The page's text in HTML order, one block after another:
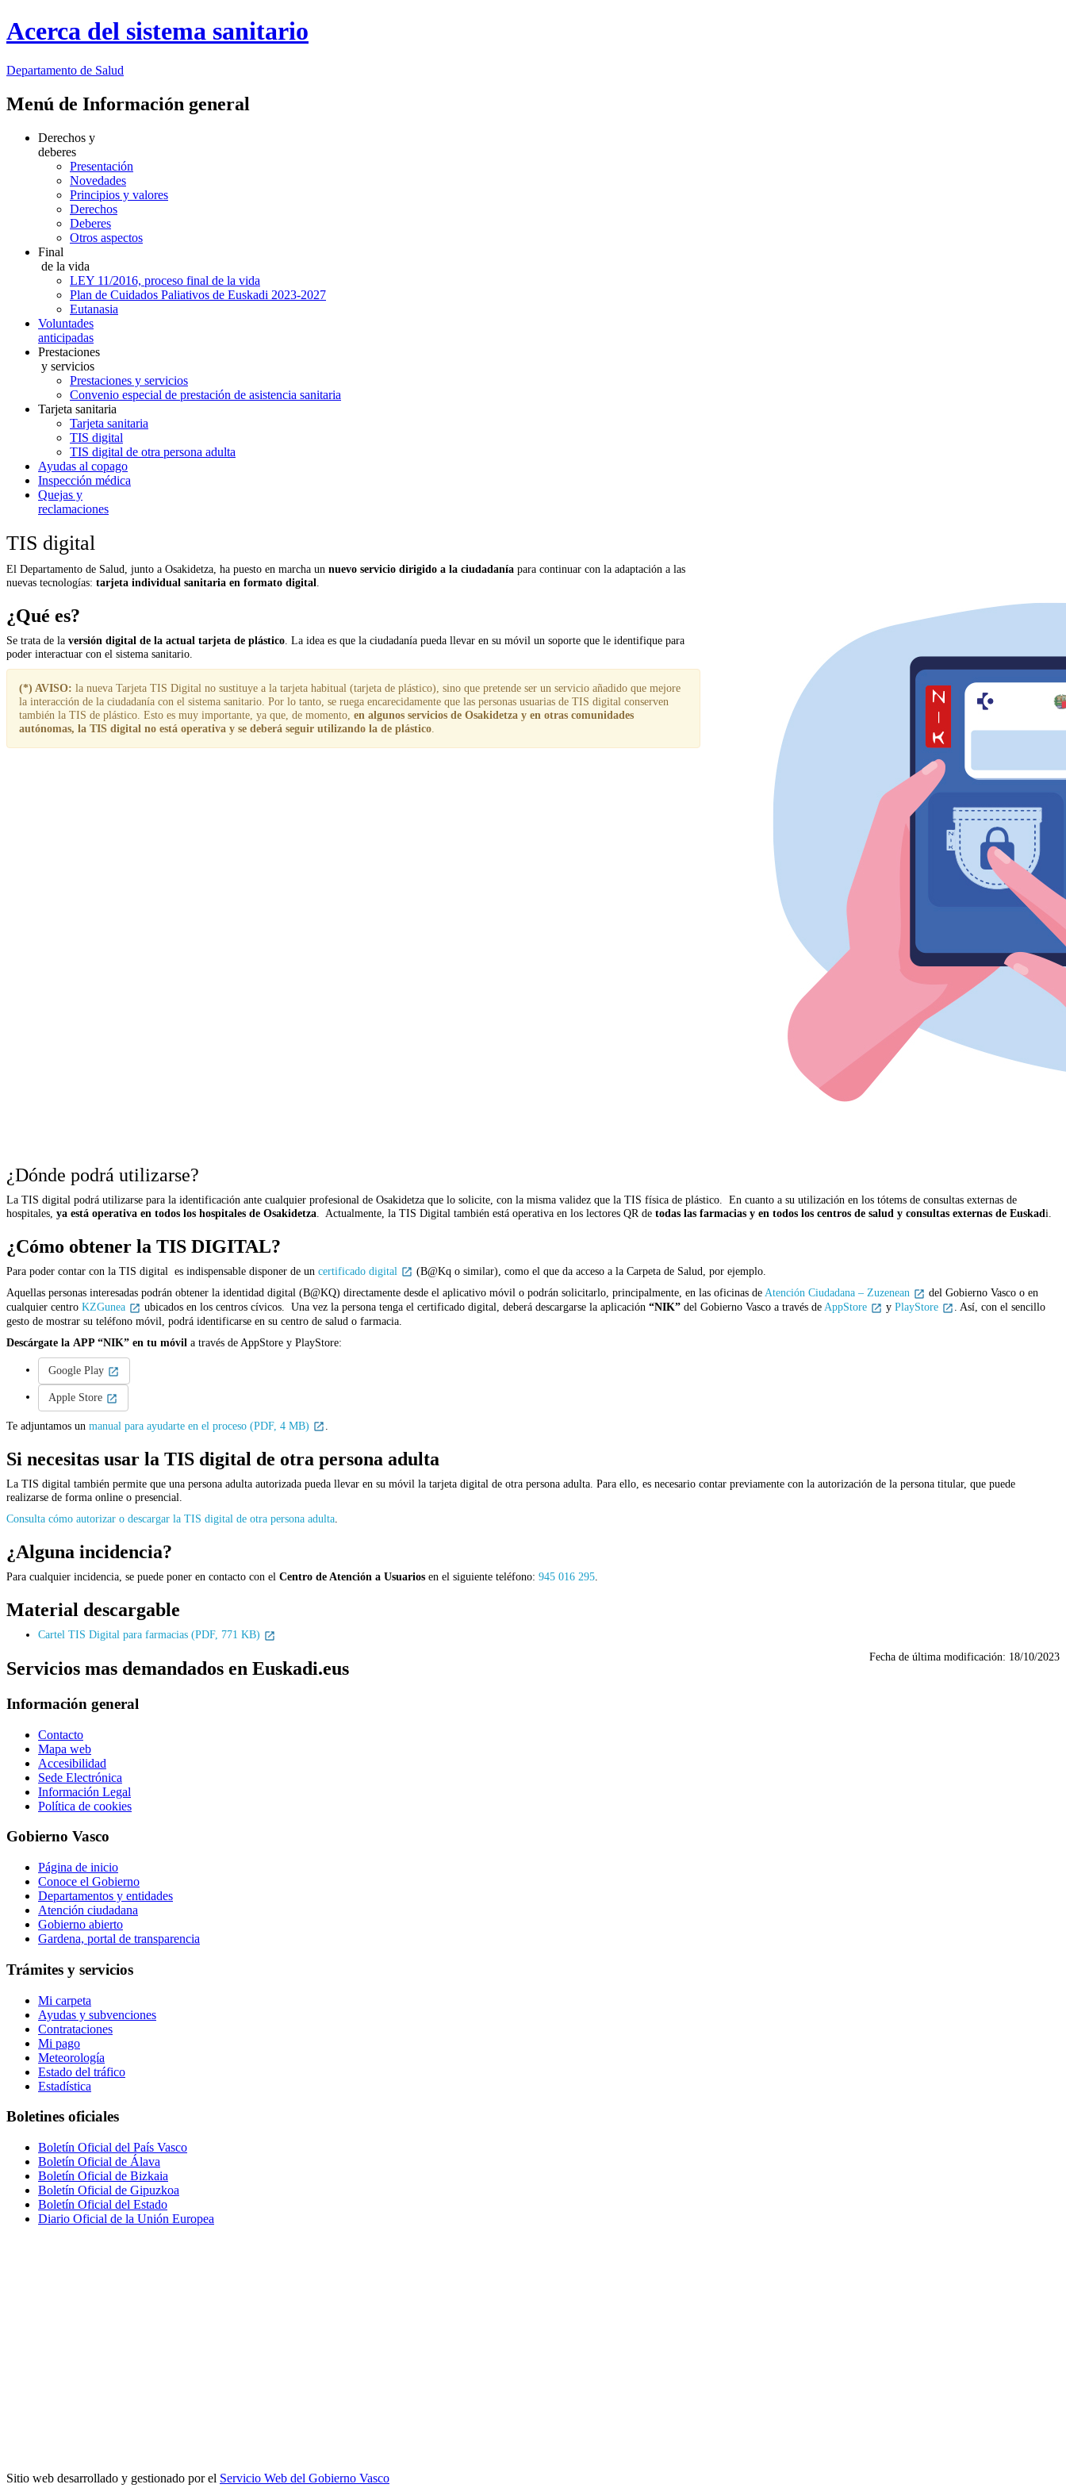
Acerca del sistema sanitario
Departamento de Salud
Menú de Información general
Derechos y
deberes
Presentación
Novedades
Principios y valores
Derechos
Deberes
Otros aspectos
Final
de la vida
LEY 11/2016, proceso final de la vida
Plan de Cuidados Paliativos de Euskadi 2023-2027
Eutanasia
Voluntades
anticipadas
Prestaciones
y servicios
Prestaciones y servicios
Convenio especial de prestación de asistencia sanitaria
Tarjeta sanitaria
Tarjeta sanitaria
TIS digital
TIS digital de otra persona adulta
Ayudas al copago
Inspección médica
Quejas y
reclamaciones
TIS digital
El Departamento de Salud, junto a Osakidetza, ha puesto en marcha un nuevo servicio dirigido a la ciudadanía para continuar con la adaptación a las
nuevas tecnologías: tarjeta individual sanitaria en formato digital
¿Qué es?
Se trata de la versión digital de la actual tarjeta de plástico . La idea es que la ciudadanía pueda llevar en su móvil un soporte que le identifique para
poder interactuar con el sistema sanitario.
(*) AVISO: la nueva Tarjeta TIS Digital no sustituye a la tarjeta habitual (tarjeta de plástico), sino que pretende ser un servicio añadido que mejore
la interacción de la ciudadanía con el sistema sanitario. Por lo tanto, se ruega encarecidamente que las personas usuarias de TIS digital conserven
también la TIS de plástico. Esto es muy importante, ya que, de momento, en algunos servicios de Osakidetza y en otras comunidades
autónomas, la TIS digital no está operativa y se deberá seguir utilizando la de plástico
¿Dónde podrá utilizarse?
La TIS digital podrá utilizarse para la identificación ante cualquier profesional de Osakidetza que lo solicite, con la misma validez que la TIS física de plástico. En cuanto a su utilización en los tótems de consultas externas de
hospitales, ya está operativa en todos los hospitales de Osakidetza . Actualmente, la TIS Digital también está operativa en los lectores QR de todas las farmacias y en todos los centros de salud y consultas externas de Euskadi.
¿Cómo obtener la TIS DIGITAL?
Para poder contar con la TIS digital es indispensable disponer de un certificado digital
(B@Kq o similar), como el que da acceso a la Carpeta de Salud, por ejemplo.
Aquellas personas interesadas podrán obtener la identidad digital (B@KQ) directamente desde el aplicativo móvil o podrán solicitarlo, principalmente, en las oficinas deAtención Ciudadana – Zuzenean
del Gobierno Vasco o en
cualquier centro KZGunea ubicados en los centros cívicos. Una vez la persona tenga el certificado digital, deberá descargarse la aplicación “NIK” del Gobierno Vasco a través de AppStore y PlayStore
. Así, con el sencillo
gesto de mostrar su teléfono móvil, podrá identificarse en su centro de salud o farmacia.
Descárgate la APP “NIK” en tu móvil a través de AppStore y PlayStore:
Google Play
Apple Store
Te adjuntamos un manual para ayudarte en el proceso (PDF, 4 MB)
Si necesitas usar la TIS digital de otra persona adulta
La TIS digital también permite que una persona adulta autorizada pueda llevar en su móvil la tarjeta digital de otra persona adulta. Para ello, es necesario contar previamente con la autorización de la persona titular, que puede
realizarse de forma online o presencial.
Consulta cómo autorizar o descargar la TIS digital de otra persona adulta.
¿Alguna incidencia?
Para cualquier incidencia, se puede poner en contacto con el Centro de Atención a Usuarios en el siguiente teléfono: 945 016 295.
Material descargable
Cartel TIS Digital para farmacias (PDF, 771 KB)
Fecha de última modificación: 18/10/2023
Servicios mas demandados en Euskadi.eus
Información general
Contacto
Mapa web
Accesibilidad
Sede Electrónica
Información Legal
Política de cookies
Gobierno Vasco
Página de inicio
Conoce el Gobierno
Departamentos y entidades
Atención ciudadana
Gobierno abierto
Gardena, portal de transparencia
Trámites y servicios
Mi carpeta
Ayudas y subvenciones
Contrataciones
Mi pago
Meteorología
Estado del tráfico
Estadística
Boletines oficiales
Boletín Oficial del País Vasco
Boletín Oficial de Álava
Boletín Oficial de Bizkaia
Boletín Oficial de Gipuzkoa
Boletín Oficial del Estado
Diario Oficial de la Unión Europea
Sitio web desarrollado y gestionado por el Servicio Web del Gobierno Vasco